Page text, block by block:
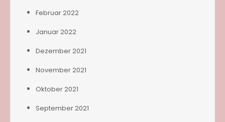
Februar 2022
Januar 2022
Dezember 2021
November 2021
Oktober 2021
September 2021